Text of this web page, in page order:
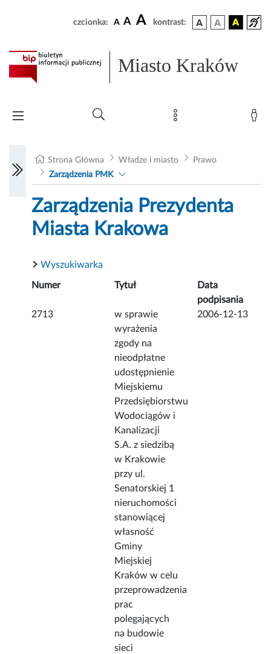
czcionka: A A A kontrast:
Miasto Kraków
Strona Główna Władze i miasto
Prawo
Zarządzenia PMK
Zarządzenia Prezydenta
Miasta Krakowa
Wyszukiwarka
Numer Tytuł
Data
podpisania
2713
w sprawie
wyrażenia
zgody na
nieodpłatne
udostępnienie
Miejskiemu
Przedsiębiorstwu
Wodociągów i
Kanalizacji
S.A. z siedzibą
w Krakowie
przy ul.
Senatorskiej 1
nieruchomości
stanowiącej
własność
Gminy
Miejskiej
Kraków w celu
przeprowadzenia
prac
polegających
na budowie
sieci
2006-12-13